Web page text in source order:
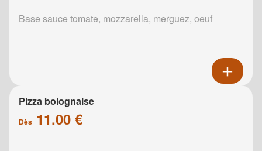
Base sauce tomate, mozzarella, merguez, oeuf
Pizza bolognaise
Dès 11.00 €